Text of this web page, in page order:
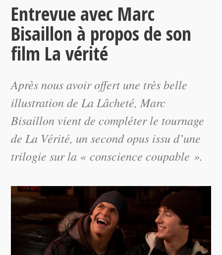
Entrevue avec Marc
Bisaillon à propos de son
film La vérité
Après nous avoir offert une très belle
illustration de La Lâcheté, Marc
Bisaillon vient de compléter le tournage
de La Vérité, un second opus issu d’une
trilogie sur la « conscience coupable ».